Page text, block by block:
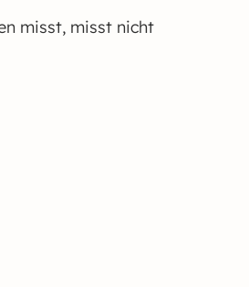
misst, misst nicht